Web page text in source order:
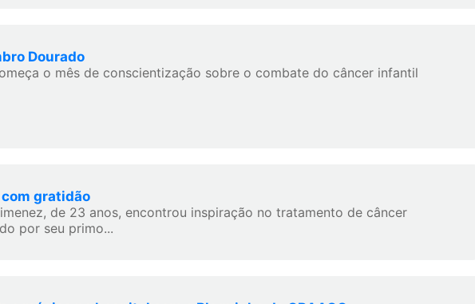
Dourado
o mês de conscientização sobre o combate do câncer infantil
com gratidão
de 23 anos, encontrou inspiração no tratamento de câncer
por seu primo...